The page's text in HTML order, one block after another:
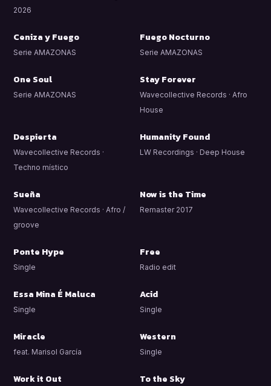
2026
Ceniza y Fuego
Serie AMAZONAS
Fuego Nocturno
Serie AMAZONAS
One Soul
Serie AMAZONAS
Stay Forever
Wavecollective Records · Afro
House
Despierta
Wavecollective Records ·
Techno místico
Humanity Found
LW Recordings · Deep House
Sueña
Wavecollective Records · Afro /
groove
Now is the Time
Remaster 2017
Ponte Hype
Single
Free
Radio edit
Essa Mina É Maluca
Single
Acid
Single
Miracle
feat. Marisol García
Western
Single
Work it Out To the Sky